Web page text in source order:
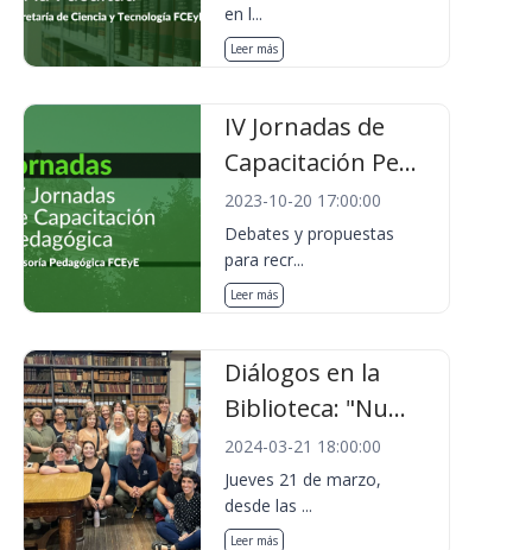
en l...
Leer más
IV Jornadas de
Capacitación Pe...
2023-10-20 17:00:00
Debates y propuestas
para recr...
Leer más
Diálogos en la
Biblioteca: "Nu...
2024-03-21 18:00:00
Jueves 21 de marzo,
desde las ...
Leer más